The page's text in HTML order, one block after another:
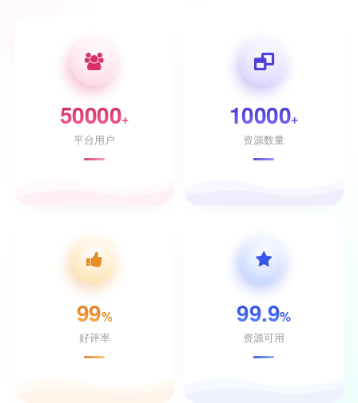
50000+
平台用户
10000+
资源数量
99%
好评率
99.9%
资源可用